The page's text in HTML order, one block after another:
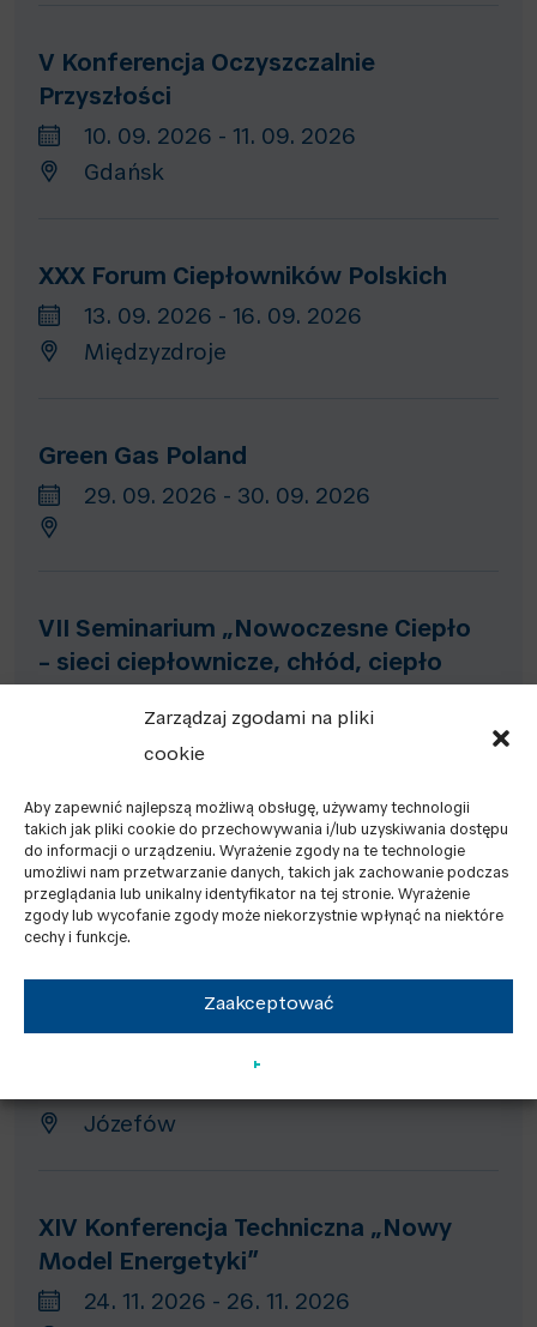
Zarządzaj zgodami na pliki
cookie
Aby zapewnić najlepszą możliwą obsługę, używamy technologii
takich jak pliki cookie do przechowywania i/lub uzyskiwania dostępu
do informacji o urządzeniu. Wyrażenie zgody na te technologie
umożliwi nam przetwarzanie danych, takich jak zachowanie podczas
przeglądania lub unikalny identyfikator na tej stronie. Wyrażenie
zgody lub wycofanie zgody może niekorzystnie wpłynąć na niektóre
cechy i funkcje.
Zaakceptować
V Konferencja Oczyszczalnie
Przyszłości
10. 09. 2026 - 11. 09. 2026
Gdańsk
XXX Forum Ciepłowników Polskich
13. 09. 2026 - 16. 09. 2026
Międzyzdroje
Green Gas Poland
29. 09. 2026 - 30. 09. 2026
VII Seminarium „Nowoczesne Ciepło
– sieci ciepłownicze, chłód, ciepło
IV Kongres Energetyki Rozproszonej
04. 11. 2026 - 05. 11. 2026
Centrum Kongresowe ICE Kraków
Józefów
XIV Konferencja Techniczna „Nowy
Model Energetyki”
24. 11. 2026 - 26. 11. 2026